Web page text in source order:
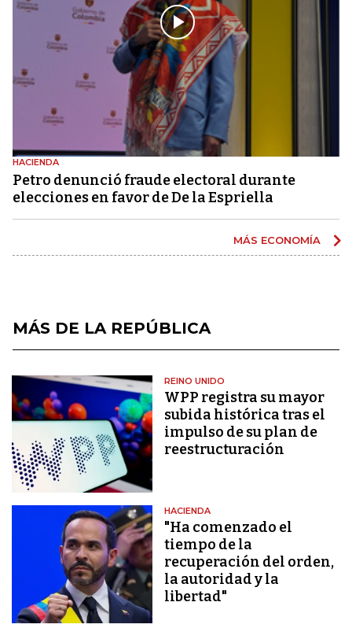
HACIENDA
Petro denunció fraude electoral durante
elecciones en favor de De la Espriella
MÁS ECONOMÍA
MÁS DE LA REPÚBLICA
REINO UNIDO
WPP registra su mayor
subida histórica tras el
impulso de su plan de
reestructuración
HACIENDA
"Ha comenzado el
tiempo de la
recuperación del orden,
la autoridad y la
libertad"